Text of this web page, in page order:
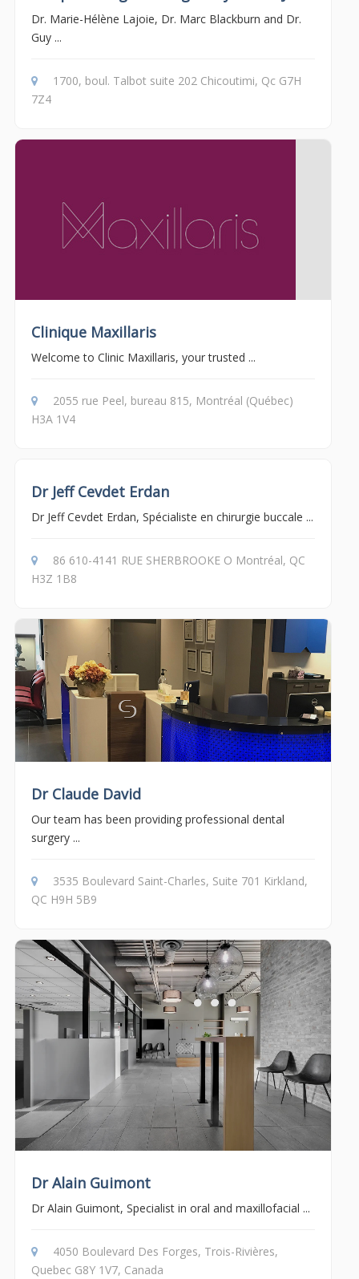
Clinique Maxillaris
Welcome to Clinic Maxillaris, your trusted ...
2055 rue Peel, bureau 815, Montréal (Québec)
H3A 1V4
Dr Jeff Cevdet Erdan
Dr Jeff Cevdet Erdan, Spécialiste en chirurgie buccale ...
86 610-4141 RUE SHERBROOKE O Montréal, QC
H3Z 1B8
Dr Claude David
Our team has been providing professional dental
surgery ...
3535 Boulevard Saint-Charles, Suite 701 Kirkland,
QC H9H 5B9
Dr Alain Guimont
Dr Alain Guimont, Specialist in oral and maxillofacial ...
4050 Boulevard Des Forges, Trois-Rivières,
Quebec G8Y 1V7, Canada
Dr. Marie-Hélène Lajoie, Dr. Marc Blackburn and Dr.
Guy ...
1700, boul. Talbot suite 202 Chicoutimi, Qc G7H
7Z4